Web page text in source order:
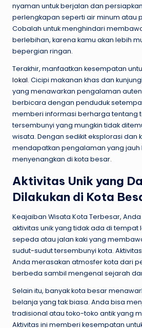
nyaman untuk berjalan dan
perlengkapan seperti air minum atau
Cobalah untuk menghindari
berlebihan, karena kamu akan lebih
bepergian ringan.
Terakhir, manfaatkan kesempatan
lokal. Cicipi makanan khas dan
yang menawarkan pengalaman
berbicara dengan penduduk
memberi informasi berharga tentang
tersembunyi yang mungkin tidak
wisata. Dengan sedikit eksplorasi dan
mendapatkan pengalaman yang jauh
menyenangkan di kota besar.
Aktivitas Unik yang
Dilakukan di Kota
Keajaiban Wisata Kota Terbesar,
aktivitas unik yang tidak ada di tempat
sepeda atau jalan kaki yang
sudut-sudut tersembunyi kota.
Anda merasakan atmosfer kota dari
berbeda sambil mengenal sejarah
Selain itu, banyak kota besar
belanja yang tak biasa. Anda bisa
tradisional atau toko-toko antik yang
Aktivitas ini memberi kesempatan